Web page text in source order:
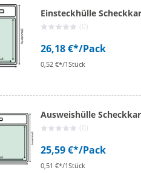
Einsteckhülle
(0)
26,18 €*/Pack
0,52 €*/1Stück
Ausweishülle
(0)
25,59 €*/Pack
0,51 €*/1Stück